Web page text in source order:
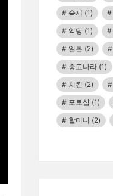
숙제 (1)
악당 (1)
일본 (2)
중고나라 (1)
치킨 (2)
포토샵 (1)
할머니 (2)